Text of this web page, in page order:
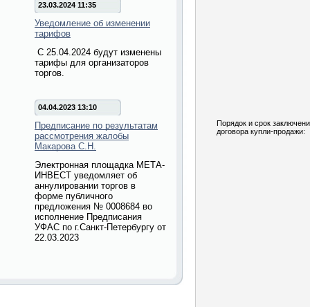
23.03.2024 11:35
Уведомление об изменении
тарифов
С 25.04.2024 будут изменены
тарифы для организаторов
торгов.
04.04.2023 13:10
Предписание по результатам
рассмотрения жалобы
Макарова С.Н.
Электронная площадка МЕТА-
ИНВЕСТ уведомляет об
аннулировании торгов в
форме публичного
предложения № 0008684 во
исполнение Предписания
УФАС по г.Санкт-Петербургу от
22.03.2023
Порядок и срок
договора купли-продажи: